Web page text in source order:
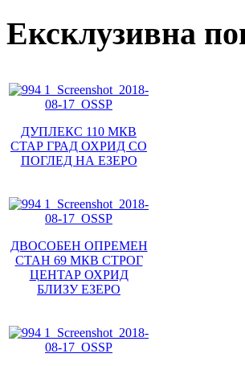
Ексклузивна
ДУПЛЕКС 110 МКВ
СТАР ГРАД ОХРИД СО
ПОГЛЕД НА ЕЗЕРО
ДВОСОБЕН ОПРЕМЕН
СТАН 69 МКВ СТРОГ
ЦЕНТАР ОХРИД
БЛИЗУ ЕЗЕРО